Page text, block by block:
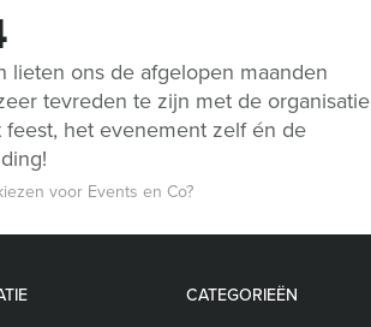
lieten ons de afgelopen maanden
tevreden te zijn met de organisatie
feest, het evenement zelf én de
voor Events en Co?
CATEGORIEËN